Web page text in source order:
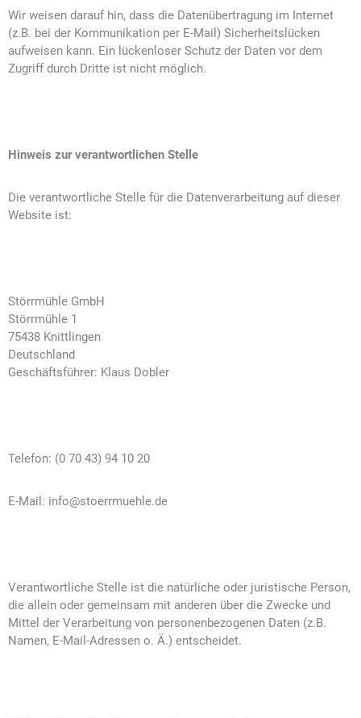
Wir weisen darauf hin, dass die Datenübertragung im Internet
(z.B. bei der Kommunikation per E-Mail) Sicherheitslücken
aufweisen kann. Ein lückenloser Schutz der Daten vor dem
Zugriff durch Dritte ist nicht möglich.
Hinweis zur verantwortlichen Stelle
Die verantwortliche Stelle für die Datenverarbeitung auf dieser
Website ist:
Störrmühle GmbH
Störrmühle 1
75438 Knittlingen
Deutschland
Geschäftsführer: Klaus Dobler
Telefon: (0 70 43) 94 10 20
E-Mail: info@stoerrmuehle.de
Verantwortliche Stelle ist die natürliche oder juristische Person,
die allein oder gemeinsam mit anderen über die Zwecke und
Mittel der Verarbeitung von personenbezogenen Daten (z.B.
Namen, E-Mail-Adressen o. Ä.) entscheidet.